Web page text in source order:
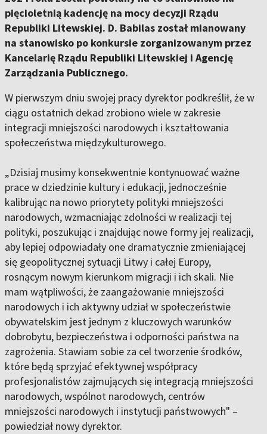
pięcioletnią kadencję na mocy decyzji Rządu
Republiki Litewskiej. D. Babilas został mianowany
na stanowisko po konkursie zorganizowanym przez
Kancelarię Rządu Republiki Litewskiej i Agencję
Zarządzania Publicznego.
W pierwszym dniu swojej pracy dyrektor podkreślił, że w
ciągu ostatnich dekad zrobiono wiele w zakresie
integracji mniejszości narodowych i kształtowania
społeczeństwa międzykulturowego.
„Dzisiaj musimy konsekwentnie kontynuować ważne
prace w dziedzinie kultury i edukacji, jednocześnie
kalibrując na nowo priorytety polityki mniejszości
narodowych, wzmacniając zdolności w realizacji tej
polityki, poszukując i znajdując nowe formy jej realizacji,
aby lepiej odpowiadały one dramatycznie zmieniającej
się geopolitycznej sytuacji Litwy i całej Europy,
rosnącym nowym kierunkom migracji i ich skali. Nie
mam wątpliwości, że zaangażowanie mniejszości
narodowych i ich aktywny udział w społeczeństwie
obywatelskim jest jednym z kluczowych warunków
dobrobytu, bezpieczeństwa i odporności państwa na
zagrożenia. Stawiam sobie za cel tworzenie środków,
które będą sprzyjać efektywnej współpracy
profesjonalistów zajmujących się integracją mniejszości
narodowych, wspólnot narodowych, centrów
mniejszości narodowych i instytucji państwowych" –
powiedział nowy dyrektor.